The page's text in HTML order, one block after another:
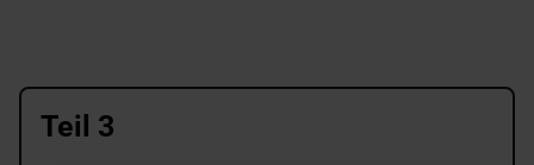
Teil 3